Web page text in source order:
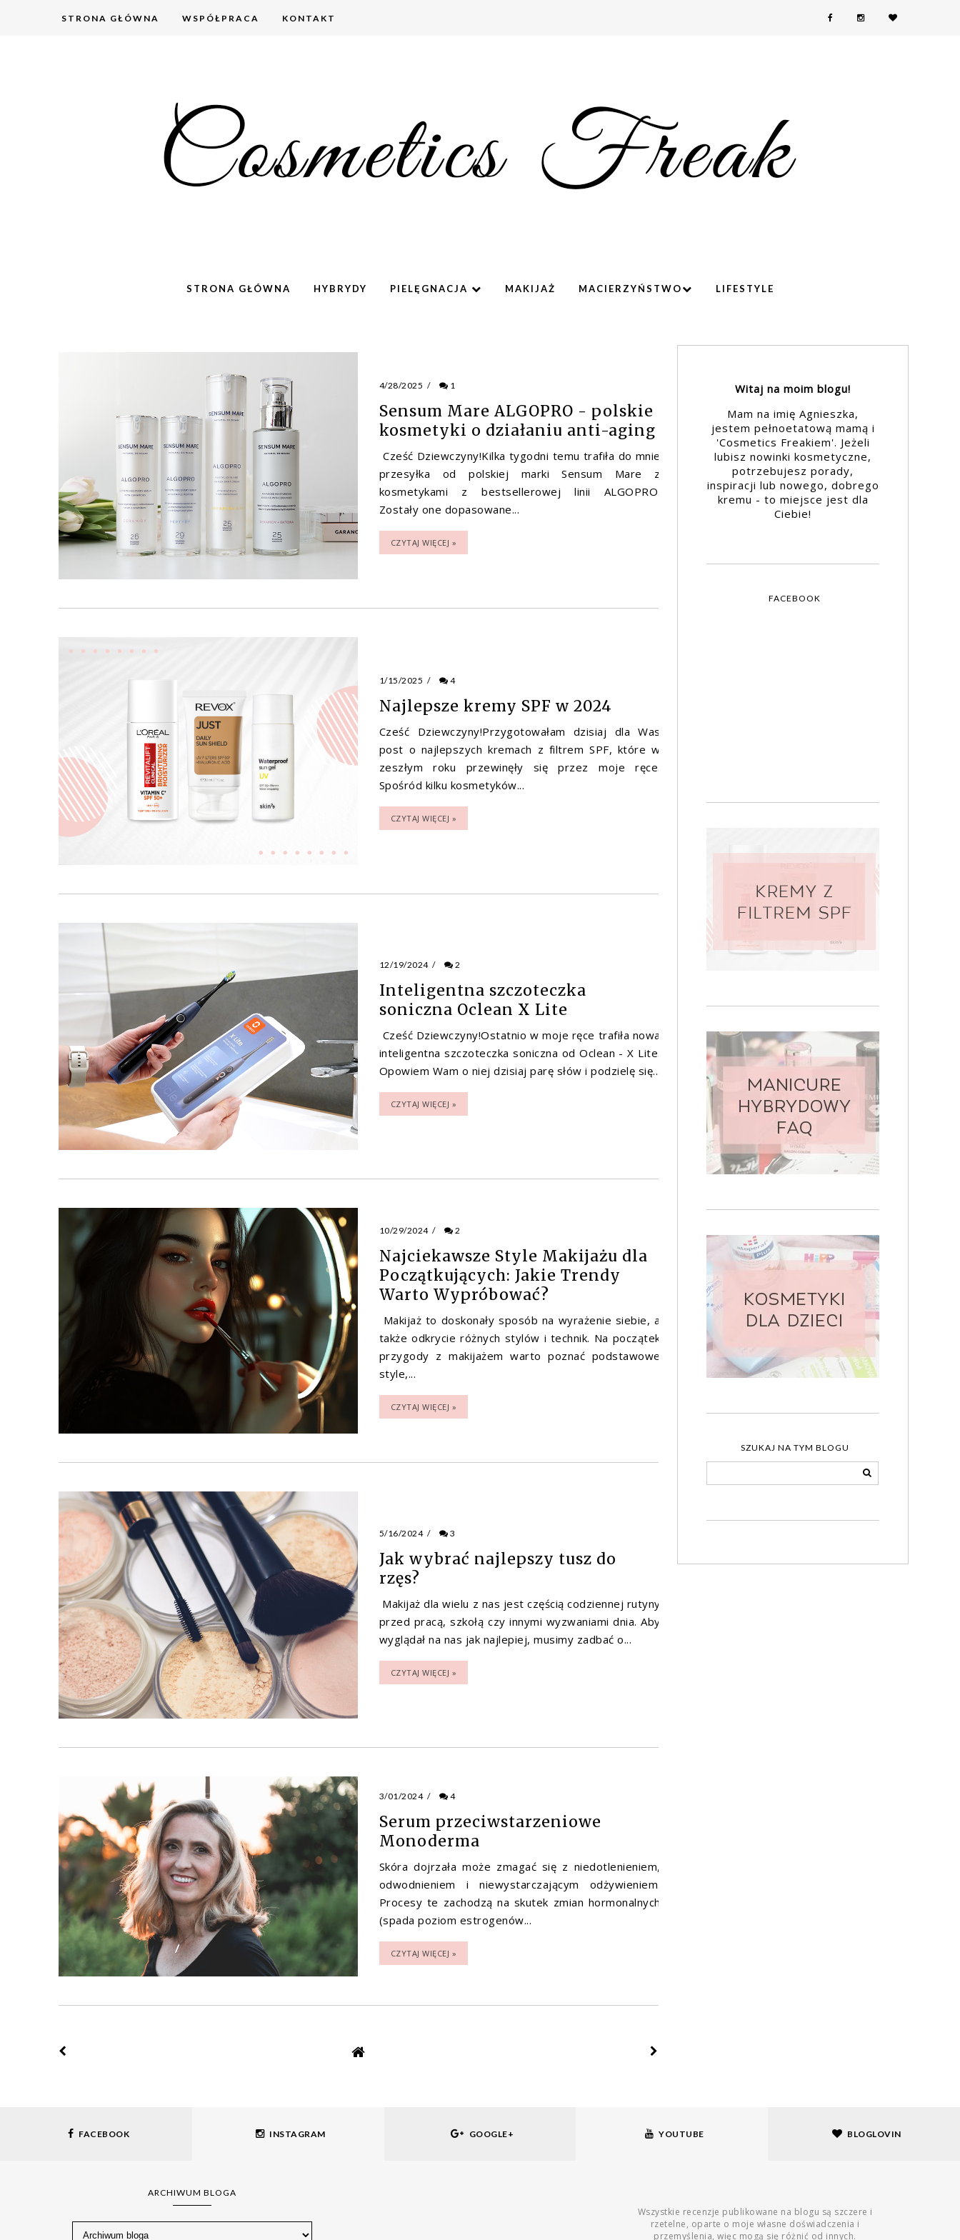
STRONA GŁÓWNA WSPÓŁPRACA KONTAKT
STRONA GŁÓWNA HYBRYDY PIELĘGNACJA MAKIJAŻ MACIERZYŃSTWO LIFESTYLE
4/28/2025 / 1
Sensum Mare ALGOPRO - polskie
kosmetyki o działaniu anti-aging
Cześć Dziewczyny!Kilka tygodni temu trafiła do mnie
przesyłka od polskiej marki Sensum Mare z
kosmetykami z bestsellerowej linii ALGOPRO.
Zostały one dopasowane...
CZYTAJ WIĘCEJ »
1/15/2025 / 4
Najlepsze kremy SPF w 2024
Cześć Dziewczyny!Przygotowałam dzisiaj dla Was
post o najlepszych kremach z filtrem SPF, które w
zeszłym roku przewinęły się przez moje ręce.
Spośród kilku kosmetyków...
CZYTAJ WIĘCEJ »
12/19/2024 / 2
Inteligentna szczoteczka
soniczna Oclean X Lite
Cześć Dziewczyny!Ostatnio w moje ręce trafiła nowa
inteligentna szczoteczka soniczna od Oclean - X Lite.
Opowiem Wam o niej dzisiaj parę słów i podzielę się...
CZYTAJ WIĘCEJ »
10/29/2024 / 2
Najciekawsze Style Makijażu dla
Początkujących: Jakie Trendy
Warto Wypróbować?
Makijaż to doskonały sposób na wyrażenie siebie, a
także odkrycie różnych stylów i technik. Na początek
przygody z makijażem warto poznać podstawowe
style,...
CZYTAJ WIĘCEJ »
5/16/2024 / 3
Jak wybrać najlepszy tusz do
rzęs?
Makijaż dla wielu z nas jest częścią codziennej rutyny
przed pracą, szkołą czy innymi wyzwaniami dnia. Aby
wyglądał na nas jak najlepiej, musimy zadbać o...
CZYTAJ WIĘCEJ »
3/01/2024 / 4
Serum przeciwstarzeniowe
Monoderma
Skóra dojrzała może zmagać się z niedotlenieniem,
odwodnieniem i niewystarczającym odżywieniem.
Procesy te zachodzą na skutek zmian hormonalnych
(spada poziom estrogenów...
CZYTAJ WIĘCEJ »
Witaj na moim blogu!
Mam na imię Agnieszka,
jestem pełnoetatową mamą i
'Cosmetics Freakiem'. Jeżeli
lubisz nowinki kosmetyczne,
potrzebujesz porady,
inspiracji lub nowego, dobrego
kremu - to miejsce jest dla
Ciebie!
FACEBOOK
SZUKAJ NA TYM BLOGU
FACEBOOK INSTAGRAM GOOGLE+ YOUTUBE BLOGLOVIN
ARCHIWUM BLOGA
Wszystkie recenzje publikowane na blogu są szczere i
rzetelne, oparte o moje własne doświadczenia i
przemyślenia, więc mogą się różnić od innych.